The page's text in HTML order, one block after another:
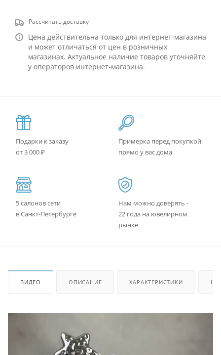
Рассчитать доставку
Цена действительна только для интернет-магазина
и может отличаться от цен в розничных
магазинах. Актуальное наличие товаров уточняйте
у операторов интернет-магазина.
Подарки к заказу
от 3 000 ₽
Примерка перед покупкой
прямо у вас дома
5 салонов сети
в Санкт-Петербурге
Нам можно доверять -
22 года на ювелирном
рынке
ВИДЕО ОПИСАНИЕ ХАРАКТЕРИСТИКИ